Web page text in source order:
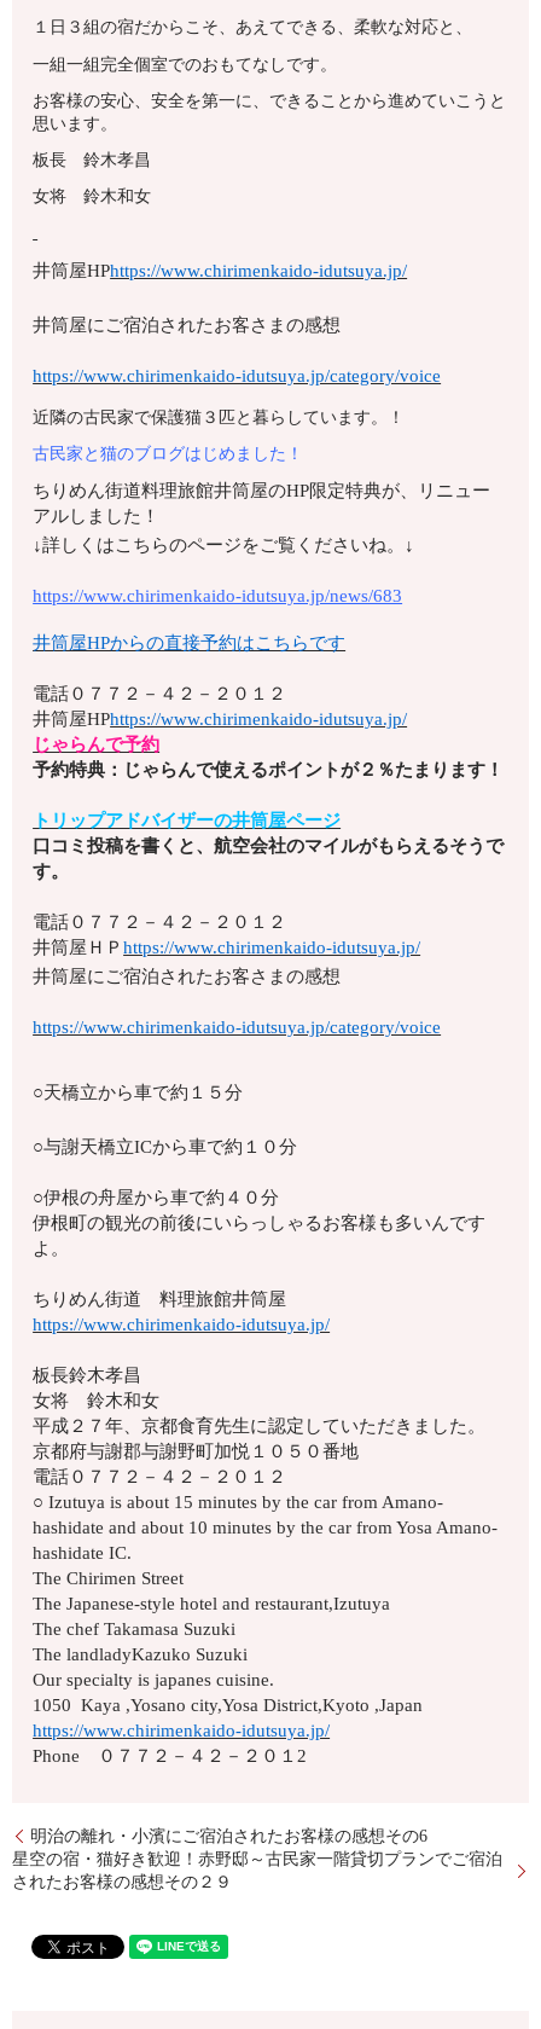
１日３組の宿だからこそ、あえてできる、柔軟な対応と、
一組一組完全個室でのおもてなしです。
お客様の安心、安全を第一に、できることから進めていこうと
思います。
板長 鈴木孝昌
女将 鈴木和女
井筒屋HPhttps://www.chirimenkaido-idutsuya.jp/
井筒屋にご宿泊されたお客さまの感想
https://www.chirimenkaido-idutsuya.jp/category/voice
近隣の古民家で保護猫３匹と暮らしています。！
古民家と猫のブログはじめました！
ちりめん街道料理旅館井筒屋のHP限定特典が、リニュー
アルしました！
↓詳しくはこちらのページをご覧くださいね。↓
https://www.chirimenkaido-idutsuya.jp/news/683
井筒屋HPからの直接予約はこちらです
電話０７７２－４２－２０１２
井筒屋HPhttps://www.chirimenkaido-idutsuya.jp/
じゃらんで予約
予約特典：じゃらんで使えるポイントが２％たまります！
トリップアドバイザーの井筒屋ページ
口コミ投稿を書くと、航空会社のマイルがもらえるそうで
す。
電話０７７２－４２－２０１２
井筒屋ＨＰhttps://www.chirimenkaido-idutsuya.jp/
井筒屋にご宿泊されたお客さまの感想
https://www.chirimenkaido-idutsuya.jp/category/voice
○天橋立から車で約１５分
○与謝天橋立ICから車で約１０分
○伊根の舟屋から車で約４０分
伊根町の観光の前後にいらっしゃるお客様も多いんです
よ。
ちりめん街道 料理旅館井筒屋
https://www.chirimenkaido-idutsuya.jp/
板長鈴木孝昌
女将 鈴木和女
平成２７年、京都食育先生に認定していただきました。
京都府与謝郡与謝野町加悦１０５０番地
電話０７７２－４２－２０１２
○ Izutuya is about 15 minutes by the car from Amano-
hashidate and about 10 minutes by the car from Yosa Amano-
hashidate IC.
The Chirimen Street
The Japanese-style hotel and restaurant,Izutuya
The chef Takamasa Suzuki
The landladyKazuko Suzuki
Our specialty is japanes cuisine.
1050 Kaya ,Yosano city,Yosa District,Kyoto ,Japan
https://www.chirimenkaido-idutsuya.jp/
Phone ０７７２－４２－２０１2
明治の離れ・小濱にご宿泊されたお客様の感想その6
星空の宿・猫好き歓迎！赤野邸～古民家一階貸切プランでご宿泊
されたお客様の感想その２９